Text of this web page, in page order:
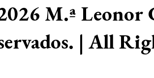
M.ª Leonor
| All